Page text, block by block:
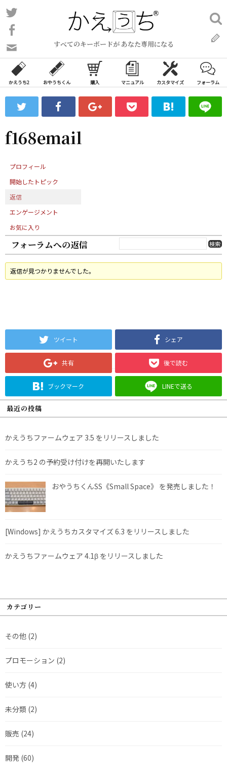
コ
ン
ン
ツ
ス
ッ
プ
すべてのキーボードが あなた専用になる
い
合
わ
フ
ォ
ム
検
索:
かえうち2 おやうちくん 購入 マニュアル カスタマイズ フォーラム
f168email
プロフィール
開始したトピック
返信
エンゲージメント
お気に入り
フォーラムへの返信
返信が見つかりませんでした。
ツイート シェア
共有 後で読む
ブックマーク LINEで送る
最近の投稿
かえうちファームウェア 3.5 をリリースしました
かえうち2 の予約受け付けを再開いたします
おやうちくんSS《Small Space》 を発売しました！
[Windows] かえうちカスタマイズ 6.3 をリリースしました
かえうちファームウェア 4.1β をリリースしました
カテゴリー
その他 (2)
プロモーション (2)
使い方 (4)
未分類 (2)
販売 (24)
開発 (60)